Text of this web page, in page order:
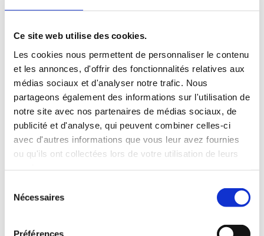
Ce site web utilise des cookies.
Les cookies nous permettent de personnaliser le contenu
et les annonces, d'offrir des fonctionnalités relatives aux
médias sociaux et d'analyser notre trafic. Nous
partageons également des informations sur l'utilisation de
notre site avec nos partenaires de médias sociaux, de
publicité et d'analyse, qui peuvent combiner celles-ci
avec d'autres informations que vous leur avez fournies
ou qu'ils ont collectées lors de votre utilisation de leurs
Nécessaires
Préférences
Smoothie Challenge, mais si pour une raison ou une autre
Vous pouvez contacter notre service client à l'adresse
suivante :
emma@happy-smoothie.com
Nous nous engageons à vousrembourser intégralement,
jusqu'au moindre centime dans les plus brefs délais
Soyez assuré que le processus de remboursement sera simple
et sans tracas. Nous comprenons que la perte de poids est
déjà un défi en soi, et notre objectif est de rendre cette
décision la plus aisée possible pour vous.